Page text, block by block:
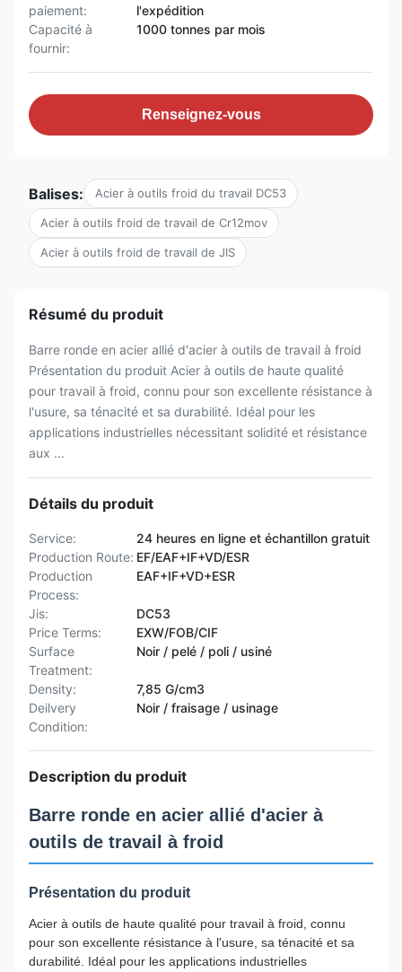
paiement:
l'expédition
Capacité à
fournir:
1000 tonnes par mois
Renseignez-vous
Balises: Acier à outils froid du travail DC53
Acier à outils froid de travail de Cr12mov
Acier à outils froid de travail de JIS
Résumé du produit
Barre ronde en acier allié d'acier à outils de travail à froid
Présentation du produit Acier à outils de haute qualité
pour travail à froid, connu pour son excellente résistance à
l'usure, sa ténacité et sa durabilité. Idéal pour les
applications industrielles nécessitant solidité et résistance
aux ...
Détails du produit
Service:
24 heures en ligne et échantillon gratuit
Production Route: EF/EAF+IF+VD/ESR
Production
Process:
EAF+IF+VD+ESR
Jis:
DC53
Price Terms:
EXW/FOB/CIF
Surface
Treatment:
Noir / pelé / poli / usiné
Density:
7,85 G/cm3
Deilvery
Condition:
Noir / fraisage / usinage
Description du produit
Barre ronde en acier allié d'acier à
outils de travail à froid
Présentation du produit
Acier à outils de haute qualité pour travail à froid, connu
pour son excellente résistance à l'usure, sa ténacité et sa
durabilité. Idéal pour les applications industrielles